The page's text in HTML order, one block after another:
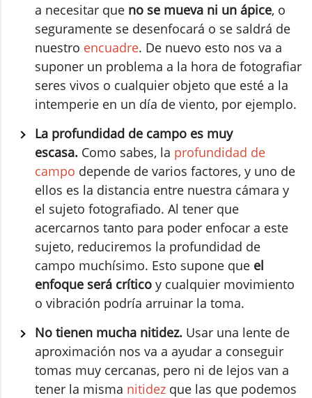
a necesitar que no se mueva ni un ápice, o
seguramente se desenfocará o se saldrá de
nuestro encuadre. De nuevo esto nos va a
suponer un problema a la hora de fotografiar
seres vivos o cualquier objeto que esté a la
intemperie en un día de viento, por ejemplo.
La profundidad de campo es muy
escasa. Como sabes, la profundidad de
campo depende de varios factores, y uno de
ellos es la distancia entre nuestra cámara y
el sujeto fotografiado. Al tener que
acercarnos tanto para poder enfocar a este
sujeto, reduciremos la profundidad de
campo muchísimo. Esto supone que el
enfoque será crítico y cualquier movimiento
o vibración podría arruinar la toma.
No tienen mucha nitidez. Usar una lente de
aproximación nos va a ayudar a conseguir
tomas muy cercanas, pero ni de lejos van a
tener la misma nitidez que las que podemos